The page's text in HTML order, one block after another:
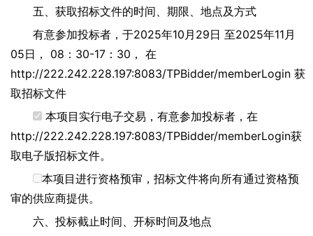
五、获取招标文件的时间、期限、地点及方式
有意参加投标者，于2025年10月29日 至2025年11月
05日，
08：30-17：30 ， 在
http://222.242.228.197:8083/TPBidder/memberLogin 获
取招标文件
本项目实行电子交易，有意参加投标者，在
http://222.242.228.197:8083/TPBidder/memberLogin获
取电子版招标文件。
本项目进行资格预审，招标文件将向所有通过资格预
审的供应商提供。
六、投标截止时间、开标时间及地点